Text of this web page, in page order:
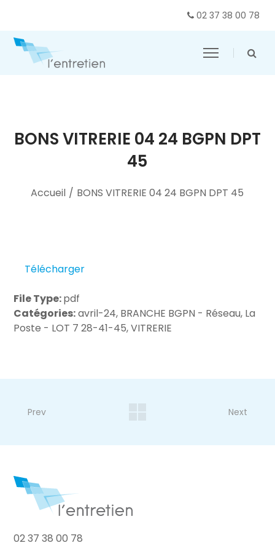
02 37 38 00 78
BONS VITRERIE 04 24 BGPN DPT
45
Accueil / BONS VITRERIE 04 24 BGPN DPT 45
Télécharger
File Type:pdf
Catégories:avril-24, BRANCHE BGPN - Réseau, La
Poste - LOT 7 28-41-45, VITRERIE
Prev Next
02 37 38 00 78